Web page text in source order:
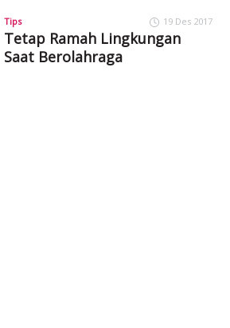
Tips 19 Des 2017
Tetap Ramah Lingkungan
Saat Berolahraga